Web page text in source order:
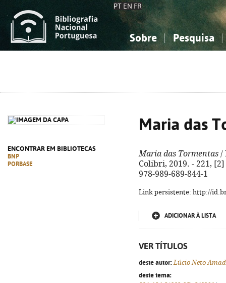
PT EN FR
Sobre Pesquisa
ENCONTRAR EM BIBLIOTECAS
BNP
PORBASE
Maria das
Maria das Tormentas /
Colibri, 2019. - 221,
978-989-689-844-1
Link persistente: http://
ADICIONAR À LISTA
VER TÍTULOS
deste autor: Lúcio Neto
deste tema: